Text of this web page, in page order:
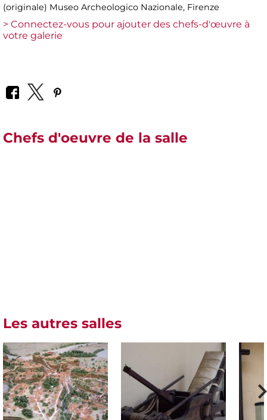
(originale) Museo Archeologico Nazionale, Firenze
> Connectez-vous pour ajouter des chefs-d'œuvre à
votre galerie
Chefs d'oeuvre de la salle
Les autres salles